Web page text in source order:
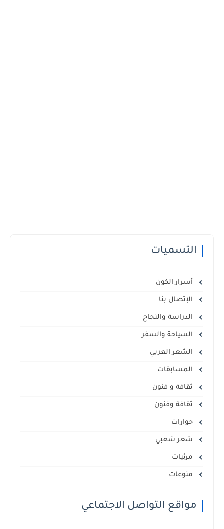
التسميات
أسرار الكون
الإتصال بنا
الدراسة والنجاح
السياحة والسفر
الشعر العربي
المسابقات
ثقافة و فنون
ثقافة وفنون
حوارات
شعر شعبي
مرئيات
منوعات
مواقع التواصل الاجتماعي